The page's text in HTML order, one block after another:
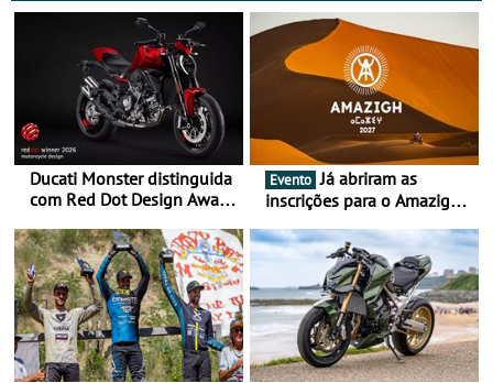
Ducati Monster distinguida
com Red Dot Design Award
Evento Já abriram as
inscrições para o Amazigh
Marrocos, de 23 abril a 1
maio - The ultimate
experience in Morocco